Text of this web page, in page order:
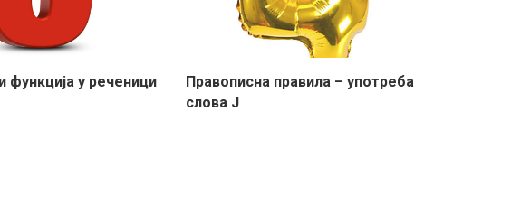
функција у реченици
Правописна правила – употреба
слова Ј